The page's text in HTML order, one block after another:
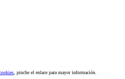
, pinche el enlace para mayor información.